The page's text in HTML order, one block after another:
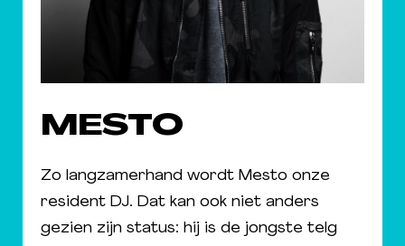
MESTO
Zo langzamerhand wordt Mesto onze
resident DJ. Dat kan ook niet anders
gezien zijn status: hij is de jongste telg